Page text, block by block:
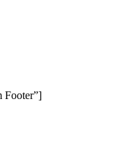
Footer”]